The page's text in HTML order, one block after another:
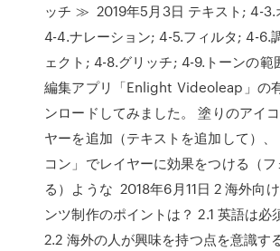
ッチ ≫ 2019年5月3日 テキスト; 4-3.
4-4.ナレーション; 4-5.フィルタ; 4-6.
ェクト; 4-8.グリッチ; 4-9.トーンの範
編集アプリ「Enlight Videoleap」の
ンロードしてみました。 塗りのアイ
ヤーを追加（テキストを追加して）、
コン」でレイヤーに効果をつける（フ
る）ような 2018年6月11日 2 海外向
ンツ制作のポイントは？ 2.1 英語は必
2.2 海外の人が興味を持つ点を意識す